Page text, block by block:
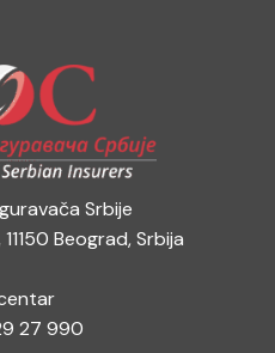
Srbije
Beograd, Srbija
27 990